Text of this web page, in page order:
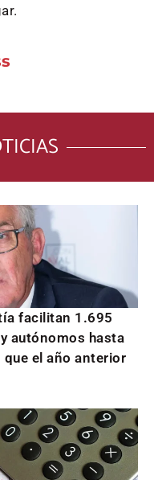
facilitan 1.695
autónomos hasta
que el año anterior